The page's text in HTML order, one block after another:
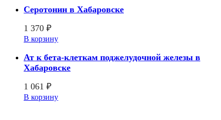
Серотонин в Хабаровске
1 370 ₽
В корзину
Ат к бета-клеткам поджелудочной железы в
Хабаровске
1 061 ₽
В корзину